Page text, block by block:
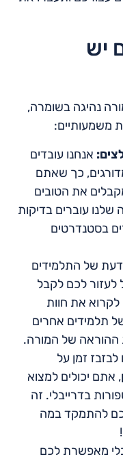
יש
נהיגה בשומרה,
משמעותיים:
אנחנו עובדים
כך שאתם
את הטובים
עוברים בדיקות
בסטנדרטים
של התלמידים
לעזור לכם לקבל
את חוות
תלמידים אחרים
ההוראה של המורה.
זמן על
אתם יכולים למצוא
בדרייבלי. זה
להתמקד במה
מאפשרת לכם